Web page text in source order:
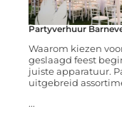
Partyverhuur
Waarom kiezen
geslaagd feest
juiste apparatuur.
uitgebreid
...